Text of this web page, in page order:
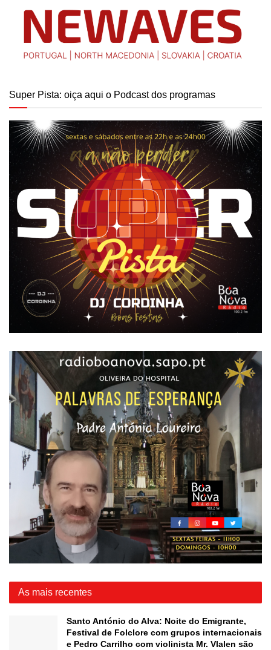
Super Pista: oiça aqui o Podcast dos programas
As mais recentes
Santo António do Alva: Noite do Emigrante,
Festival de Folclore com grupos internacionais
e Pedro Carrilho com violinista Mr. Vlalen são